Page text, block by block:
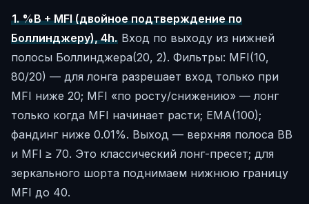
1. %B + MFI (двойное подтверждение по
Боллинджеру), 4h.Вход по выходу из нижней
полосы Боллинджера(20, 2). Фильтры: MFI(10,
80/20) — для лонга разрешает вход только при
MFI ниже 20; MFI «по росту/снижению» — лонг
только когда MFI начинает расти; EMA(100);
фандинг ниже 0.01%. Выход — верхняя полоса BB
и MFI ≥ 70. Это классический лонг-пресет; для
зеркального шорта поднимаем нижнюю границу
MFI до 40.